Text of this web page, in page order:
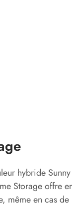
hybride
Storage offre
même en cas